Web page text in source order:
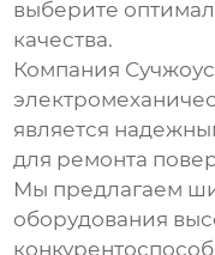
выберите
качества.
Компания
является
для ремонта
Мы предлагаем
оборудования